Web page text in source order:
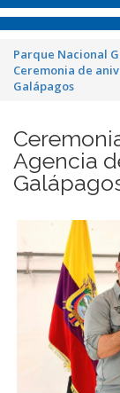
Parque Nacional
Ceremonia de
Galápagos
Agencia